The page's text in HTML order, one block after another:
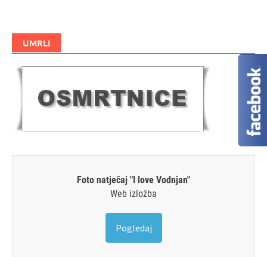
UMRLI
Foto natječaj "I love Vodnjan"
Web izložba
Pogledaj